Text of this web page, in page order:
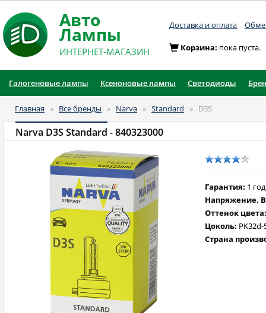
Авто
Лампы
ИНТЕРНЕТ-МАГАЗИН
Доставка и оплата
Корзина: пока пуста.
Галогеновые лампы Ксеноновые лампы Светодиоды
Главная » Все бренды » Narva » Standard » D3S
Narva D3S Standard - 840323000
Гарантия: 1 год
Напряжение,
Оттенок
Цоколь: PK32d-
Страна